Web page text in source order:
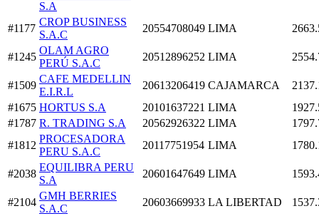
S.A
#1177
CROP BUSINESS
S.A.C
20554708049 LIMA
#1245
OLAM AGRO
PERÚ S.A.C
20512896252 LIMA
#1509
CAFE MEDELLIN
E.I.R.L
20613206419 CAJAMARCA
#1675 HORTUS S.A 20101637221 LIMA
#1787 R. TRADING S.A 20562926322 LIMA
#1812
PROCESADORA
PERU S.A.C
20117751954 LIMA
#2038
EQUILIBRA PERU
S.A
20601647649 LIMA
#2104
GMH BERRIES
S.A.C
20603669933 LA LIBERTAD